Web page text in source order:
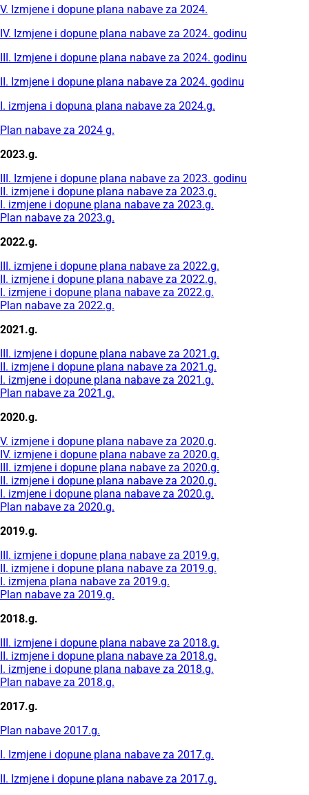
V. Izmjene i dopune plana nabave za 2024.
IV. Izmjene i dopune plana nabave za 2024. godinu
III. Izmjene i dopune plana nabave za 2024. godinu
II. Izmjene i dopune plana nabave za 2024. godinu
I. izmjena i dopuna plana nabave za 2024.g.
Plan nabave za 2024 g.
2023.g.
III. Izmjene i dopune plana nabave za 2023. godinu
II. izmjene i dopune plana nabave za 2023.g.
I. izmjene i dopune plana nabave za 2023.g.
Plan nabave za 2023.g.
2022.g.
III. izmjene i dopune plana nabave za 2022.g.
II. izmjene i dopune plana nabave za 2022.g.
I. izmjene i dopune plana nabave za 2022.g.
Plan nabave za 2022.g.
2021.g.
III. izmjene i dopune plana nabave za 2021.g.
II. izmjene i dopune plana nabave za 2021.g.
I. izmjene i dopune plana nabave za 2021.g.
Plan nabave za 2021.g.
2020.g.
V. izmjene i dopune plana nabave za 2020.g.
IV. izmjene i dopune plana nabave za 2020.g.
III. izmjene i dopune plana nabave za 2020.g.
II. izmjene i dopune plana nabave za 2020.g.
I. izmjene i dopune plana nabave za 2020.g.
Plan nabave za 2020.g.
2019.g.
III. izmjene i dopune plana nabave za 2019.g.
II. izmjene i dopune plana nabave za 2019.g.
I. izmjena plana nabave za 2019.g.
Plan nabave za 2019.g.
2018.g.
III. izmjene i dopune plana nabave za 2018.g.
II. izmjene i dopune plana nabave za 2018.g.
I. izmjene i dopune plana nabave za 2018.g.
Plan nabave za 2018.g.
2017.g.
Plan nabave 2017.g.
I. Izmjene i dopune plana nabave za 2017.g.
II. Izmjene i dopune plana nabave za 2017.g.